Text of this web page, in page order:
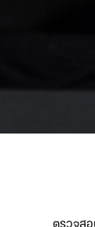
ตรวจส